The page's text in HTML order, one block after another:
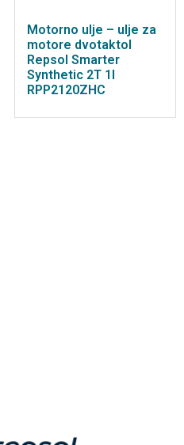
Motorno ulje – ulje za
motore dvotaktol
Repsol Smarter
Synthetic 2T 1l
RPP2120ZHC